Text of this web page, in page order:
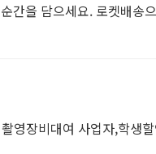
간을 담으세요. 로켓배송
영장비대여 사업자,학생